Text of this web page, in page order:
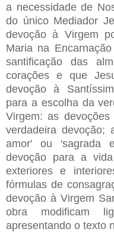
a necessidade de
do único Mediador
devoção à Virgem
Maria na
santificação das
corações e que
devoção à
para a escolha da
Virgem: as
verdadeira devoção;
amor' ou 'sagrada
devoção para a
exteriores e
fórmulas de
devoção à Virgem
obra modificam
apresentando o texto